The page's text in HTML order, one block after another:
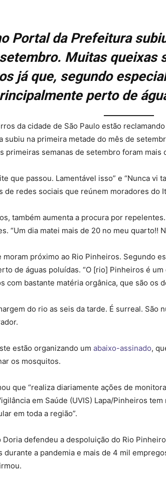
Portal da Prefeitura
Muitas queixas
já que, segundo
perto de
da cidade de São Paulo estão
na primeira metade do mês de
primeiras semanas de setembro foram
que passou. Lamentável isso” e “Nunca vi
redes sociais que reúnem moradores do
também aumenta a procura por
“Um dia matei mais de 20 no meu quarto!!
próximo ao Rio Pinheiros. Segundo
de águas poluídas. “O [rio] Pinheiros é
com bastante matéria orgânica, que são os
do rio as seis da tarde. É surreal.
estão organizando um abaixo-assinado,
os mosquitos.
que “realiza diariamente ações de
em Saúde (UVIS) Lapa/Pinheiros
em toda a região”.
defendeu a despoluição do Rio
durante a pandemia e mais de 4 mil